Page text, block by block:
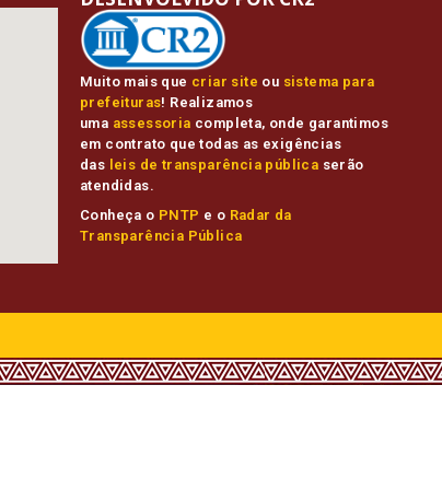
Muito mais que criar site ou sistema para
prefeituras! Realizamos
uma assessoria completa, onde garantimos
em contrato que todas as exigências
das leis de transparência pública serão
atendidas.
Conheça o PNTP e o Radar da
Transparência Pública